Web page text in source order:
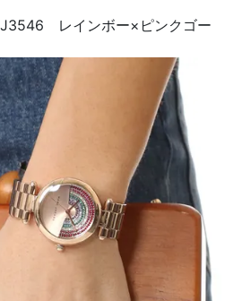
レインボー×ピンクゴー